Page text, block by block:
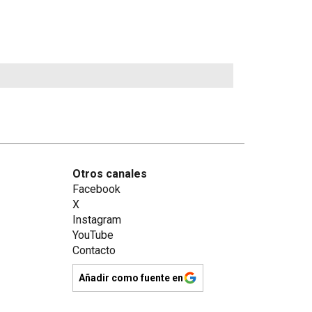
Otros canales
Facebook
X
Instagram
YouTube
Contacto
Añadir como fuente en